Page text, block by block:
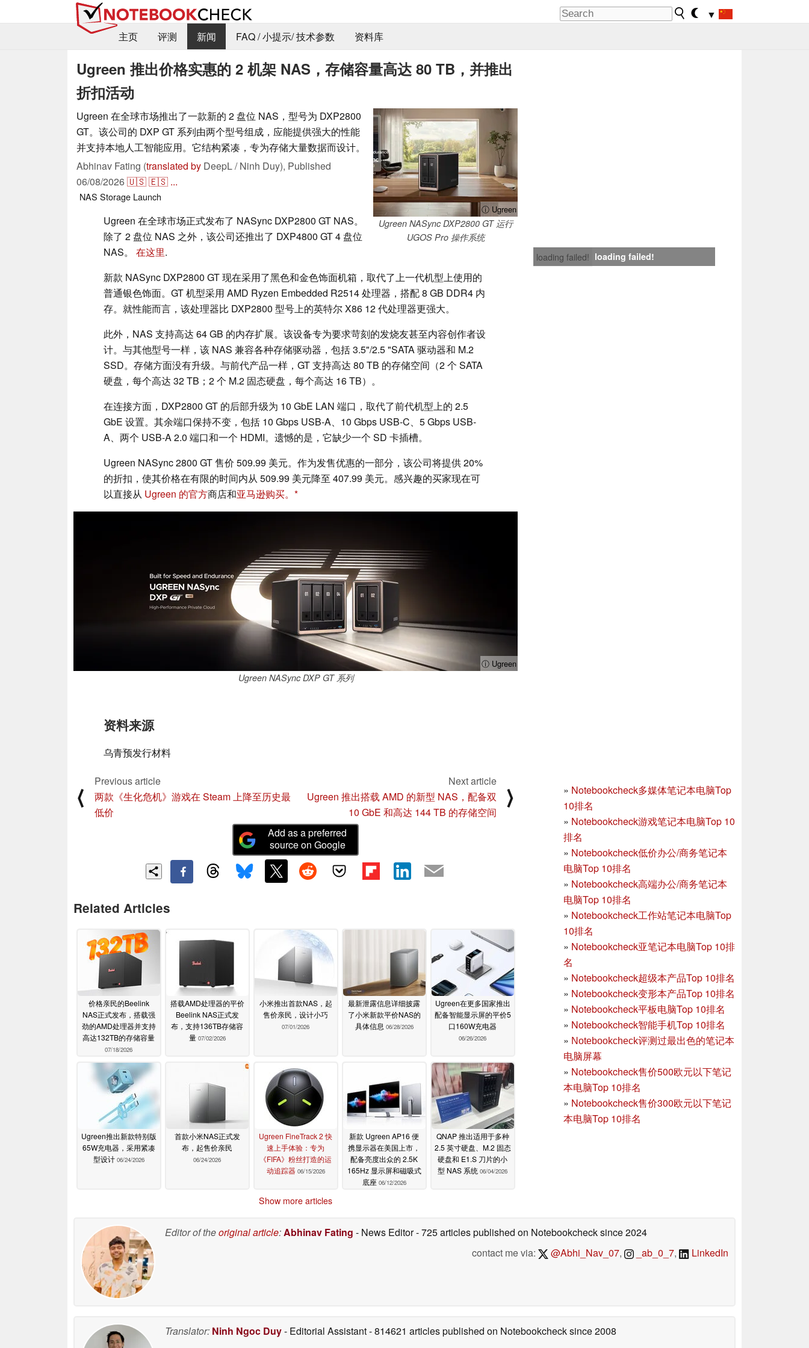
▼
主页
评测 新闻 FAQ / 小提示/ 技术参数 资料库
Ugreen 推出价格实惠的 2 机架 NAS，存储容量高达 80 TB，并推出
折扣活动
ⓘ Ugreen
Ugreen NASync DXP2800 GT 运行
UGOS Pro 操作系统
Ugreen 在全球市场推出了一款新的 2 盘位 NAS，型号为 DXP2800
GT。该公司的 DXP GT 系列由两个型号组成，应能提供强大的性能
并支持本地人工智能应用。它结构紧凑，专为存储大量数据而设计。
Abhinav Fating (translated by DeepL / Ninh Duy), Published
06/08/2026🇺🇸🇪🇸 ...
NAS Storage Launch
loading failed! loading failed!
Ugreen 在全球市场正式发布了 NASync DXP2800 GT NAS。
除了 2 盘位 NAS 之外，该公司还推出了 DXP4800 GT 4 盘位
NAS。 在这里.
新款 NASync DXP2800 GT 现在采用了黑色和金色饰面机箱，取代了上一代机型上使用的
普通银色饰面。GT 机型采用 AMD Ryzen Embedded R2514 处理器，搭配 8 GB DDR4 内
存。就性能而言，该处理器比 DXP2800 型号上的英特尔 X86 12 代处理器更强大。
此外，NAS 支持高达 64 GB 的内存扩展。该设备专为要求苛刻的发烧友甚至内容创作者设
计。与其他型号一样，该 NAS 兼容各种存储驱动器，包括 3.5"/2.5 "SATA 驱动器和 M.2
SSD。存储方面没有升级。与前代产品一样，GT 支持高达 80 TB 的存储空间（2 个 SATA
硬盘，每个高达 32 TB；2 个 M.2 固态硬盘，每个高达 16 TB）。
在连接方面，DXP2800 GT 的后部升级为 10 GbE LAN 端口，取代了前代机型上的 2.5
GbE 设置。其余端口保持不变，包括 10 Gbps USB-A、10 Gbps USB-C、5 Gbps USB-
A、两个 USB-A 2.0 端口和一个 HDMI。遗憾的是，它缺少一个 SD 卡插槽。
Ugreen NASync 2800 GT 售价 509.99 美元。作为发售优惠的一部分，该公司将提供 20%
的折扣，使其价格在有限的时间内从 509.99 美元降至 407.99 美元。感兴趣的买家现在可
以直接从 Ugreen 的官方商店和亚马逊购买。
ⓘ Ugreen
Ugreen NASync DXP GT 系列
资料来源
乌青预发行材料
» Notebookcheck多媒体笔记本电脑Top
10排名
» Notebookcheck游戏笔记本电脑Top 10
排名
» Notebookcheck低价办公/商务笔记本
电脑Top 10排名
» Notebookcheck高端办公/商务笔记本
电脑Top 10排名
» Notebookcheck工作站笔记本电脑Top
10排名
» Notebookcheck亚笔记本电脑Top 10排
名
» Notebookcheck超级本产品Top 10排名
» Notebookcheck变形本产品Top 10排名
» Notebookcheck平板电脑Top 10排名
» Notebookcheck智能手机Top 10排名
» Notebookcheck评测过最出色的笔记本
电脑屏幕
» Notebookcheck售价500欧元以下笔记
本电脑Top 10排名
» Notebookcheck售价300欧元以下笔记
本电脑Top 10排名
⟨
Previous article
两款《生化危机》游戏在 Steam 上降至历史最
低价
Next article
Ugreen 推出搭载 AMD 的新型 NAS，配备双
10 GbE 和高达 144 TB 的存储空间
⟩
Add as a preferred
source on Google
Related Articles
价格亲民的Beelink
NAS正式发布，搭载强
劲的AMD处理器并支持
高达132TB的存储容量
07/18/2026
搭载AMD处理器的平价
Beelink NAS正式发
布，支持136TB存储容
量 07/02/2026
小米推出首款NAS，起
售价亲民，设计小巧
07/01/2026
最新泄露信息详细披露
了小米新款平价NAS的
具体信息 06/28/2026
Ugreen在更多国家推出
配备智能显示屏的平价5
口160W充电器
06/26/2026
Ugreen推出新款特别版
65W充电器，采用紧凑
型设计 06/24/2026
首款小米NAS正式发
布，起售价亲民
06/24/2026
Ugreen FineTrack 2 快
速上手体验：专为
《FIFA》粉丝打造的运
动追踪器 06/15/2026
新款 Ugreen AP16 便
携显示器在美国上市，
配备亮度出众的 2.5K
165Hz 显示屏和磁吸式
底座 06/12/2026
QNAP 推出适用于多种
2.5 英寸硬盘、M.2 固态
硬盘和 E1.S 刀片的小
型 NAS 系统 06/04/2026
Show more articles
Editor of theoriginal article:Abhinav Fating - News Editor- 725 articles published on Notebookchecksince 2024
contact me via:
@Abhi_Nav_07, _ab_0_7, LinkedIn
Translator: Ninh Ngoc Duy- Editorial Assistant- 814621 articles published on Notebookchecksince 2008